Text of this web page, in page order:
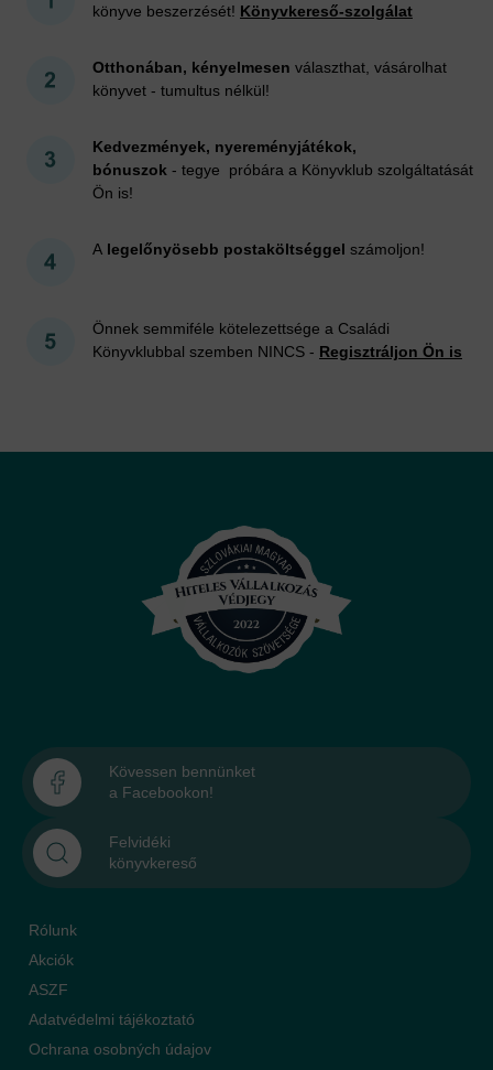
könyve beszerzését! Könyvkereső-szolgálat
Otthonában, kényelmesen választhat, vásárolhat
könyvet - tumultus nélkül!
Kedvezmények, nyereményjátékok,
bónuszok - tegye próbára a Könyvklub szolgáltatását
Ön is!
A legelőnyösebb postaköltséggel számoljon!
Önnek semmiféle kötelezettsége a Családi
Könyvklubbal szemben NINCS - Regisztráljon Ön is
Kövessen bennünket
a Facebookon!
Felvidéki
könyvkereső
Rólunk
Akciók
ASZF
Adatvédelmi tájékoztató
Ochrana osobných údajov